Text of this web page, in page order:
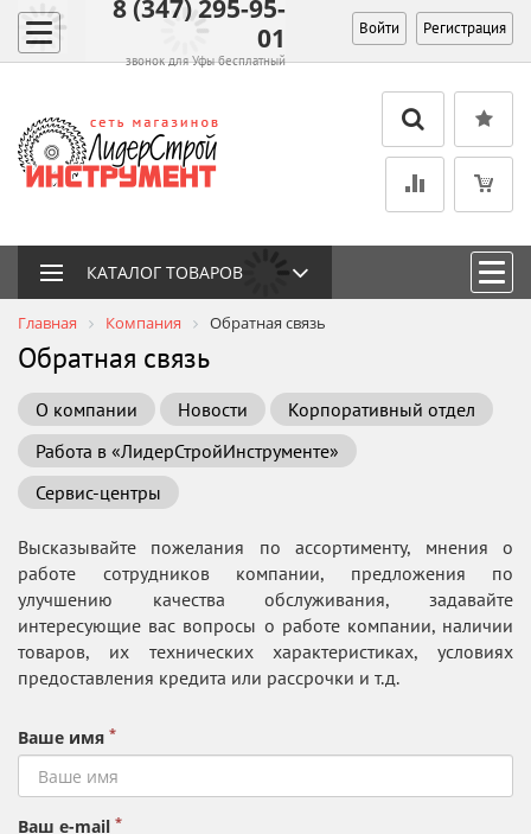
8 (347) 295-95-
01
звонок для Уфы бесплатный
Войти Регистрация
КАТАЛОГ ТОВАРОВ
Главная Компания Обратная связь
Обратная связь
О компании Новости
Корпоративный отдел
Работа в «ЛидерСтройИнструменте»
Сервис-центры
Высказывайте пожелания по ассортименту, мнения о
работе сотрудников компании, предложения по
улучшению качества обслуживания, задавайте
интересующие вас вопросы о работе компании, наличии
товаров, их технических характеристиках, условиях
предоставления кредита или рассрочки и т.д.
Ваше имя *
Ваш e-mail *